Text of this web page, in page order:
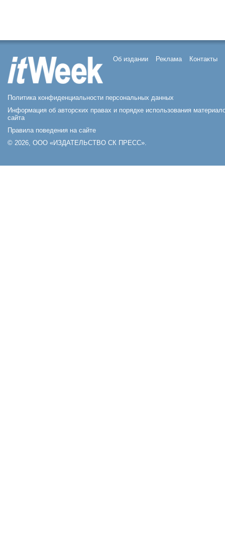
Об издании Реклама Контакты
Политика конфиденциальности персональных данных
Информация об авторских правах и порядке использования
сайта
Правила поведения на сайте
© 2026, ООО «ИЗДАТЕЛЬСТВО СК ПРЕСС».